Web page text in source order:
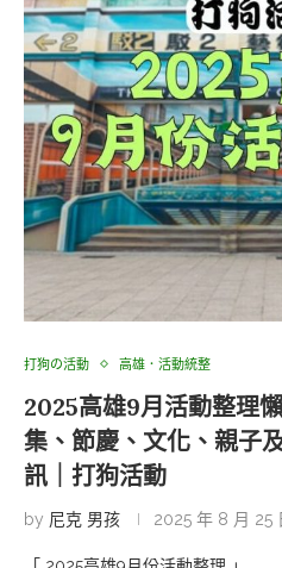
打狗の活動 高雄．活動統整
2025高雄9月活動整理
集、節慶、文化、親子
訊｜打狗活動
by 尼克 男孩 2025 年 8 月 25